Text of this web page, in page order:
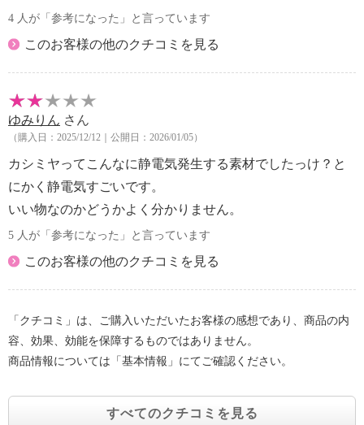
4 人が「参考になった」と言っています
このお客様の他のクチコミを見る
ゆみりん さん
（購入日：2025/12/12｜公開日：2026/01/05）
カシミヤってこんなに静電気発生する素材でしたっけ？と
にかく静電気すごいです。
いい物なのかどうかよく分かりません。
5 人が「参考になった」と言っています
このお客様の他のクチコミを見る
「クチコミ」は、ご購入いただいたお客様の感想であり、商品の内
容、効果、効能を保障するものではありません。
商品情報については「基本情報」にてご確認ください。
すべてのクチコミを見る